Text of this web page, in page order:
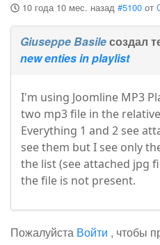
10 года 10 мес. назад #5100 от
Giuseppe Basileсоздал
new enties in playlist
I'm using Joomline MP3
two mp3 file in the
Everything 1 and 2 see
see them but I see only
the list (see attached jpg
the file is not present.
Пожалуйста Войти , чтобы